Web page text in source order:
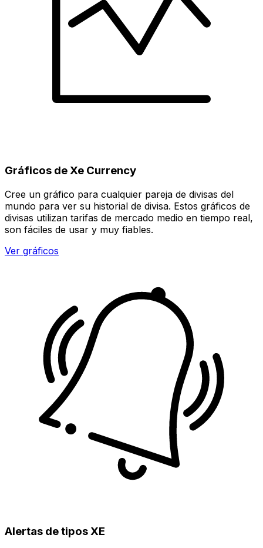
Gráficos de Xe Currency
Cree un gráfico para cualquier pareja de divisas del
mundo para ver su historial de divisa. Estos gráficos de
divisas utilizan tarifas de mercado medio en tiempo real,
son fáciles de usar y muy fiables.
Ver gráficos
Alertas de tipos XE